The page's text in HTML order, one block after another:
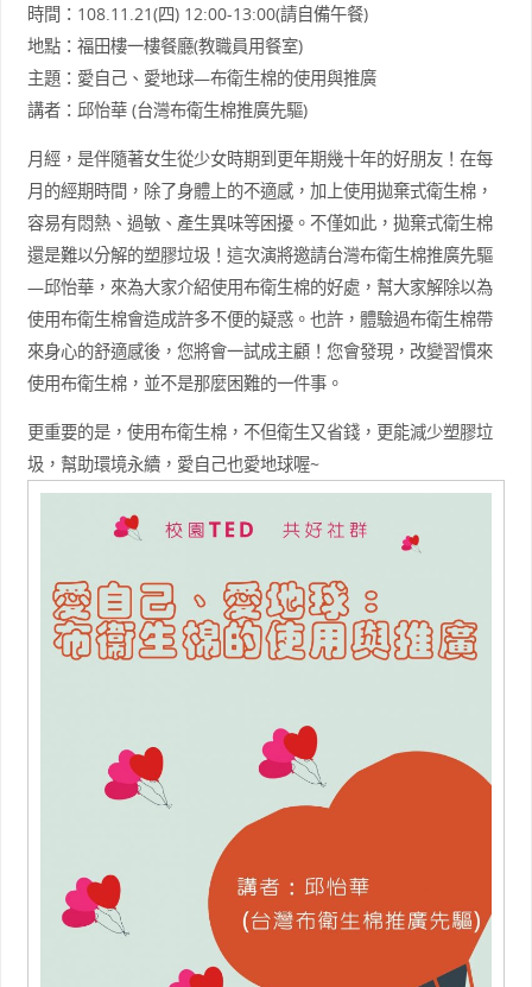
時間：108.11.21(四) 12:00-13:00(請自備午餐)
地點：福田樓一樓餐廳(教職員用餐室)
主題：愛自己、愛地球—布衛生棉的使用與推廣
講者：邱怡華 (台灣布衛生棉推廣先驅)
月經，是伴隨著女生從少女時期到更年期幾十年的好朋友！在每
月的經期時間，除了身體上的不適感，加上使用拋棄式衛生棉，
容易有悶熱、過敏、產生異味等困擾。不僅如此，拋棄式衛生棉
還是難以分解的塑膠垃圾！這次演將邀請台灣布衛生棉推廣先驅
—邱怡華，來為大家介紹使用布衛生棉的好處，幫大家解除以為
使用布衛生棉會造成許多不便的疑惑。也許，體驗過布衛生棉帶
來身心的舒適感後，您將會一試成主顧！您會發現，改變習慣來
使用布衛生棉，並不是那麼困難的一件事。
更重要的是，使用布衛生棉，不但衛生又省錢，更能減少塑膠垃
圾，幫助環境永續，愛自己也愛地球喔~